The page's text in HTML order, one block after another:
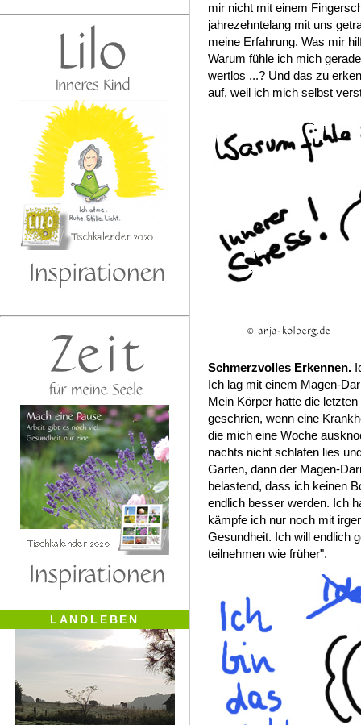
mir nicht mit einem
jahrezehntelang mit uns
meine Erfahrung. Was mir
Warum fühle ich mich
wertlos ...? Und das zu
auf, weil ich mich selbst
Schmerzvolles Erkennen.
Ich lag mit einem Magen-
Mein Körper hatte die
geschrien, wenn eine
die mich eine Woche
nachts nicht schlafen lies
Garten, dann der Magen-
belastend, dass ich keinen
endlich besser werden. Ich
kämpfe ich nur noch mit
Gesundheit. Ich will endlich
teilnehmen wie früher".
LANDLEBEN